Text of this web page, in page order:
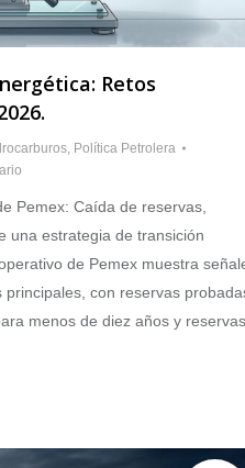
Retos
, Política Petrolera
Pemex: Caída de reservas,
una estrategia de transición
de Pemex muestra
con reservas
menos de diez años y reservas